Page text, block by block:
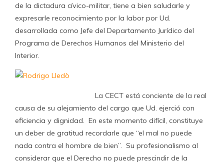
de la dictadura cívico-militar, tiene a bien saludarle y
expresarle reconocimiento por la labor por Ud.
desarrollada como Jefe del Departamento Jurídico del
Programa de Derechos Humanos del Ministerio del
Interior.
La CECT está conciente de la real
causa de su alejamiento del cargo que Ud. ejerció con
eficiencia y dignidad. En este momento difícil, constituye
un deber de gratitud recordarle que “el mal no puede
nada contra el hombre de bien”. Su profesionalismo al
considerar que el Derecho no puede prescindir de la